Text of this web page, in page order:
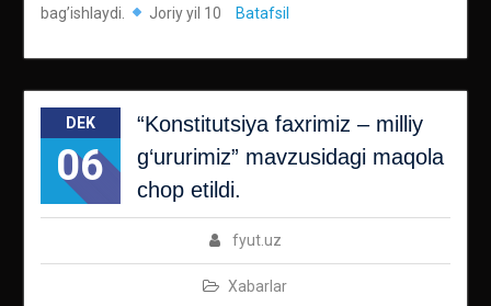
bag’ishlaydi. Joriy yil 10 Batafsil
DEK
06
“Konstitutsiya faxrimiz – milliy
g‘ururimiz” mavzusidagi maqola
chop etildi.
fyut.uz
Xabarlar